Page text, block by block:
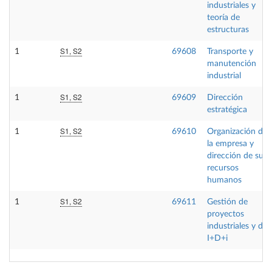
industriales y
teoría de
estructuras
1 S1, S2 69608
Transporte y
manutención
industrial
1 S1, S2 69609
Dirección
estratégica
1 S1, S2 69610
Organización de
la empresa y
dirección de sus
recursos
humanos
1 S1, S2 69611
Gestión de
proyectos
industriales y de
I+D+i